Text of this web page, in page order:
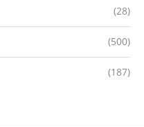
(28)
(500)
(187)